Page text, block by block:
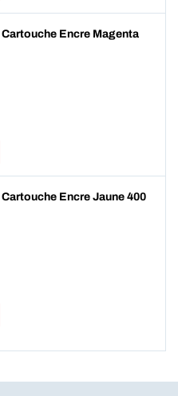
Cartouche Encre Magenta
Encre Jaune 400